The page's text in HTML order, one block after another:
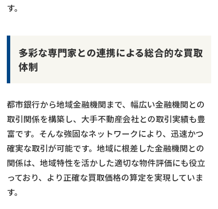
す。
多彩な専門家との連携による総合的な買取
体制
都市銀行から地域金融機関まで、幅広い金融機関との
取引関係を構築し、大手不動産会社との取引実績も豊
富です。そんな強固なネットワークにより、迅速かつ
確実な取引が可能です。地域に根差した金融機関との
関係は、地域特性を活かした適切な物件評価にも役立
っており、より正確な買取価格の算定を実現していま
す。